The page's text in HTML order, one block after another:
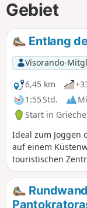
Gebiet
Entlang
Visorando-
6,45 km
1:55 Std.
Start in
Ideal zum Joggen
auf einem
touristischen